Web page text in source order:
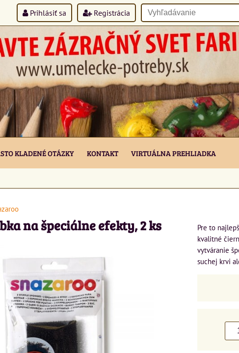
Prihlásiť sa Registrácia
KLADENÉ OTÁZKY KONTAKT VIRTUÁLNA PREHLIADKA
na špeciálne efekty, 2 ks
Pre to
kvalitné
vytváranie
suchej krvi